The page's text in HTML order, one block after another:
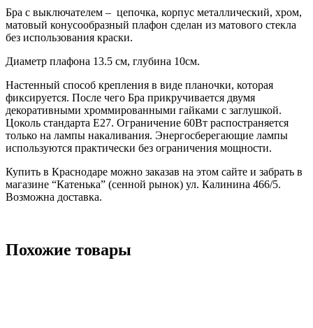
Бра с выключателем – цепочка, корпус металлический, хром,
матовый конусообразный плафон сделан из матового стекла
без использования краски.
Диаметр плафона 13.5 см, глубина 10см.
Настенный способ крепления в виде планочки, которая
фиксируется. После чего Бра прикручивается двумя
декоративными хроммированными гайками с заглушкой.
Цоколь стандарта Е27. Ограничение 60Вт распостраняется
только на лампы накаливания. Энергосберегающие лампы
используются практически без ограничения мощности.
Купить в Краснодаре можно заказав на этом сайте и забрать в
магазине “Катенька” (сенной рынок) ул. Калинина 466/5.
Возможна доставка.
Похожие товары